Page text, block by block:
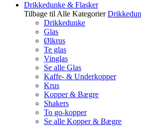
Drikkedunke & Flasker
Tilbage til Alle Kategorier
Drikkedunke
Glas
Ølkrus
Te glas
Vinglas
Se alle Glas
Kaffe- & Underkopper
Krus
Kopper & Bægre
Shakers
To go-kopper
Se alle Kopper & Bægre